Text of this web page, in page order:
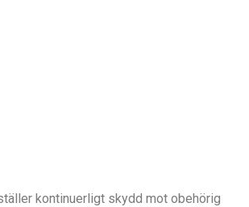
kontinuerligt skydd mot obehörig